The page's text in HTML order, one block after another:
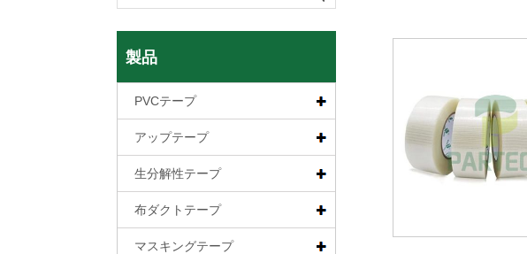
製品
PVCテープ
アップテープ
生分解性テープ
布ダクトテープ
マスキングテープ